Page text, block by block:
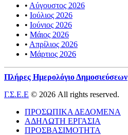
• Αύγουστος 2026
• Ιούλιος 2026
• Ιούνιος 2026
• Μάιος 2026
• Απρίλιος 2026
• Μάρτιος 2026
Πλήρες Ημερολόγιο Δημοσιεύσεων
Γ.Σ.Ε.Ε © 2026 All rights reserved.
ΠΡΟΣΩΠΙΚΑ ΔΕΔΟΜΕΝΑ
ΑΔΗΛΩΤΗ ΕΡΓΑΣΙΑ
ΠΡΟΣΒΑΣΙΜΟΤΗΤΑ